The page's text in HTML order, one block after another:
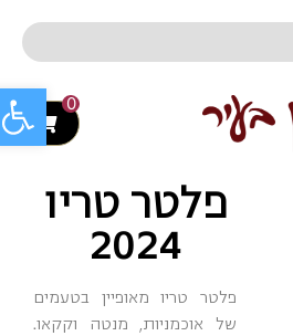
0
פלטר טריו
2024
פלטר טריו מאופיין בטעמים
של אוכמניות, מנטה וקקאו.
פתח